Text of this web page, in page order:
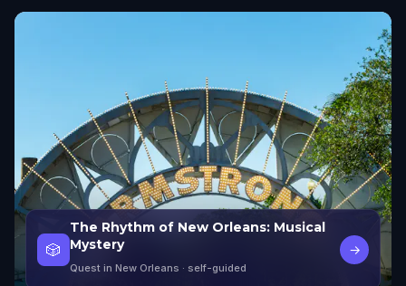
🎲
The Rhythm of New Orleans: Musical
Mystery
Quest in New Orleans · self-guided
→